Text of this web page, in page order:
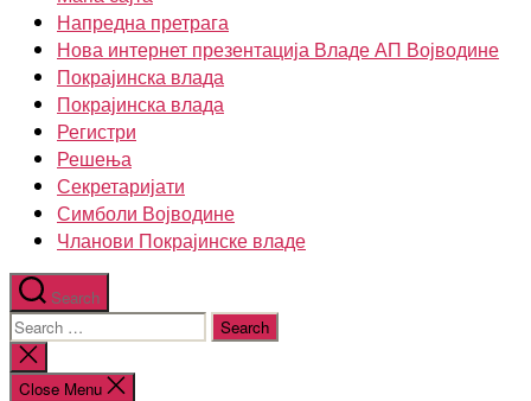
Напредна претрага
Нова интернет презентација Владе АП Војводине
Покрајинска влада
Покрајинска влада
Регистри
Решења
Секретаријати
Симболи Војводине
Чланови Покрајинске владе
Search
Search
for:
Close
search
Close Menu